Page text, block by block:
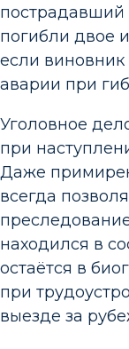
пострадавший
погибли двое
если виновник
аварии при
Уголовное
при
Даже
всегда
находился в
остаётся в
при
выезде за